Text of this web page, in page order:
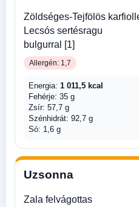
Zöldséges-Tejfölös
Lecsós sertésragu
bulgurral [1]
Allergén: 1,7
Energia: 1 011,5 kcal
Fehérje: 35 g
Zsír: 57,7 g
Szénhidrát: 92,7 g
Só: 1,6 g
Uzsonna
Zala felvágottas